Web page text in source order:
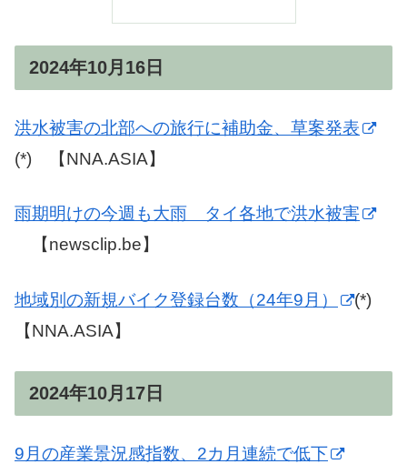
2024年10月16日
洪水被害の北部への旅行に補助金、草案発表
(*) 【NNA.ASIA】
雨期明けの今週も大雨 タイ各地で洪水被害
【newsclip.be】
地域別の新規バイク登録台数（24年9月）
(*)
【NNA.ASIA】
2024年10月17日
9月の産業景況感指数、2カ月連続で低下